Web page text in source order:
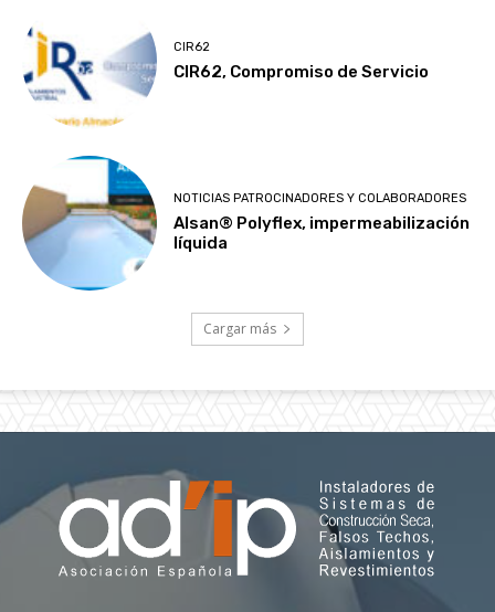
CIR62
CIR62, Compromiso de Servicio
NOTICIAS PATROCINADORES Y COLABORADORES
Alsan® Polyflex, impermeabilización
líquida
Cargar más